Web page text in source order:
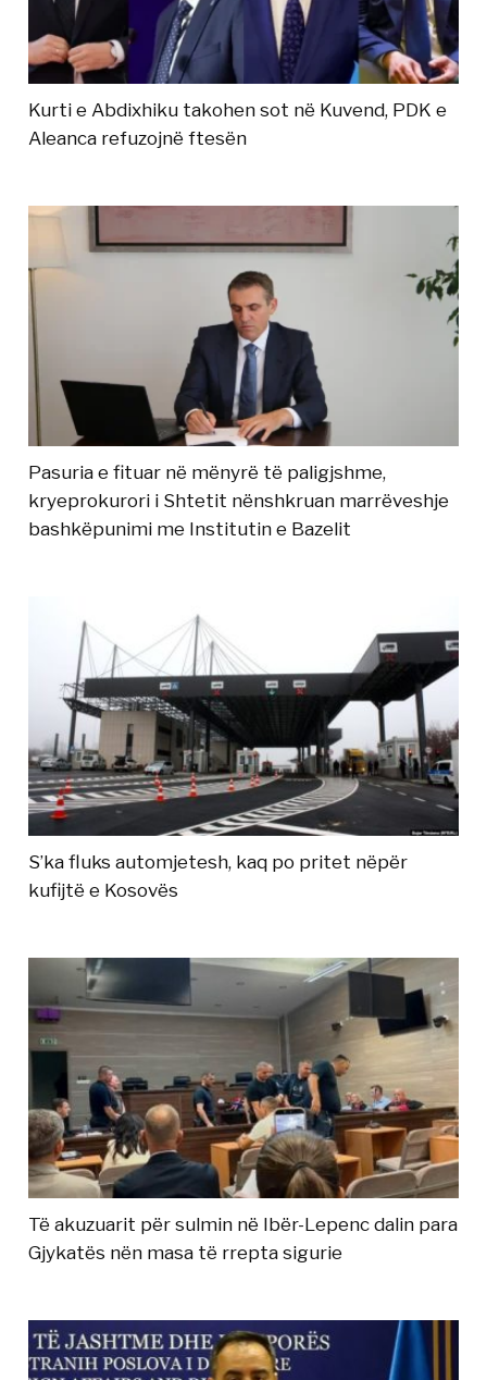
Kurti e Abdixhiku takohen sot në Kuvend, PDK e
Aleanca refuzojnë ftesën
Pasuria e fituar në mënyrë të paligjshme,
kryeprokurori i Shtetit nënshkruan marrëveshje
bashkëpunimi me Institutin e Bazelit
S’ka fluks automjetesh, kaq po pritet nëpër
kufijtë e Kosovës
Të akuzuarit për sulmin në Ibër-Lepenc dalin para
Gjykatës nën masa të rrepta sigurie